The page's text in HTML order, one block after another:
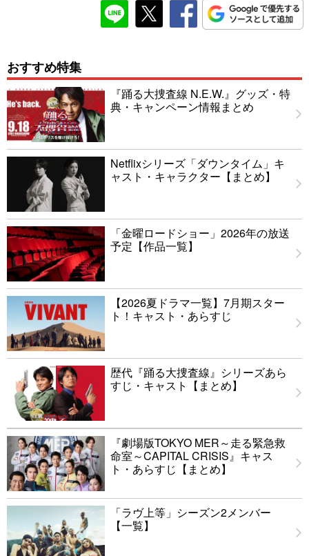
おすすめ特集
『踊る大捜査線 N.E.W.』グッズ・特
典・キャンペーン情報まとめ
Netflixシリーズ「ダウンタイム」キ
ャスト・キャラクター【まとめ】
「金曜ロードショー」2026年の放送
予定【作品一覧】
【2026夏ドラマ一覧】7月期スター
ト！キャスト・あらすじ
歴代『踊る大捜査線』シリーズあら
すじ・キャスト【まとめ】
『劇場版TOKYO MER～走る緊急救
命室～CAPITAL CRISIS』キャス
ト・あらすじ【まとめ】
「ラヴ上等」シーズン2メンバー
【一覧】